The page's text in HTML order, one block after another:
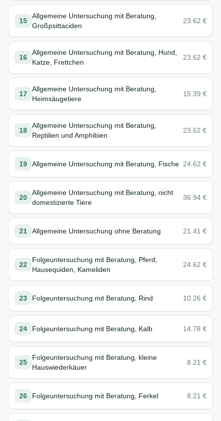
15
Allgemeine Untersuchung mit Beratung,
Großpsittaciden
23.62 €
16
Allgemeine Untersuchung mit Beratung, Hund,
Katze, Frettchen
23.62 €
17
Allgemeine Untersuchung mit Beratung,
Heimsäugetiere
15.39 €
18
Allgemeine Untersuchung mit Beratung,
Reptilien und Amphibien
23.62 €
19 Allgemeine Untersuchung mit Beratung, Fische 24.62 €
20
Allgemeine Untersuchung mit Beratung, nicht
domestizierte Tiere
36.94 €
21 Allgemeine Untersuchung ohne Beratung 21.41 €
22
Folgeuntersuchung mit Beratung, Pferd,
Hausequiden, Kameliden
24.62 €
23 Folgeuntersuchung mit Beratung, Rind 10.26 €
24 Folgeuntersuchung mit Beratung, Kalb 14.78 €
25
Folgeuntersuchung mit Beratung, kleine
Hauswiederkäuer
8.21 €
26 Folgeuntersuchung mit Beratung, Ferkel 8.21 €